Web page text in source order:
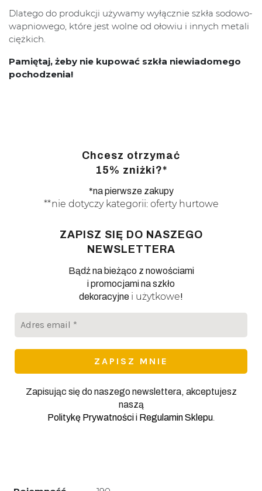
Dlatego do produkcji używamy wyłącznie szkła sodowo-
wapniowego, które jest wolne od ołowiu i innych metali
ciężkich.
Pamiętaj, żeby nie kupować szkła niewiadomego
pochodzenia!
Chcesz otrzymać
15% zniżki?*
*na pierwsze zakupy
**nie dotyczy kategorii: oferty hurtowe
ZAPISZ SIĘ DO NASZEGO
NEWSLETTERA
Bądź na bieżąco z nowościami
i promocjami na szkło
dekoracyjne i użytkowe!
Zapisując się do naszego newslettera, akceptujesz
naszą
Politykę Prywatnościi Regulamin Sklepu